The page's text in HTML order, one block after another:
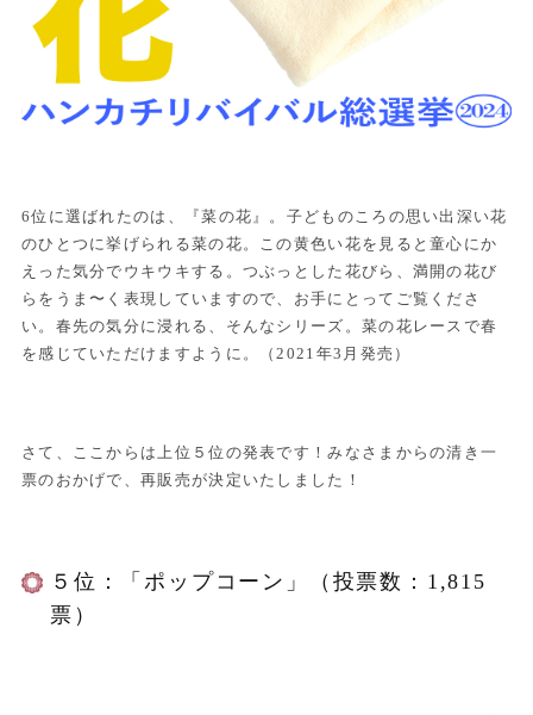
6位に選ばれたのは、『菜の花』。子どものころの思い出深い花
のひとつに挙げられる菜の花。この黄色い花を見ると童心にか
えった気分でウキウキする。つぶっとした花びら、満開の花び
らをうま〜く表現していますので、お手にとってご覧くださ
い。春先の気分に浸れる、そんなシリーズ。菜の花レースで春
を感じていただけますように。（2021年3月発売）
さて、ここからは上位５位の発表です！みなさまからの清き一
票のおかげで、再販売が決定いたしました！
５位：「ポップコーン」（投票数：1,815
票）